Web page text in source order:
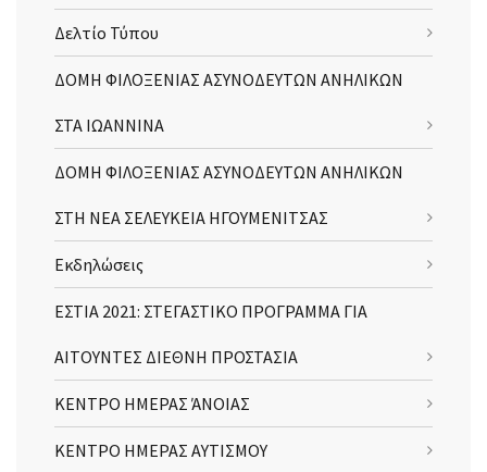
Δελτίο Τύπου
ΔΟΜΗ ΦΙΛΟΞΕΝΙΑΣ ΑΣΥΝΟΔΕΥΤΩΝ ΑΝΗΛΙΚΩΝ
ΣΤΑ ΙΩΑΝΝΙΝΑ
ΔΟΜΗ ΦΙΛΟΞΕΝΙΑΣ ΑΣΥΝΟΔΕΥΤΩΝ ΑΝΗΛΙΚΩΝ
ΣΤΗ ΝΕΑ ΣΕΛΕΥΚΕΙΑ ΗΓΟΥΜΕΝΙΤΣΑΣ
Εκδηλώσεις
ΕΣΤΙΑ 2021: ΣΤΕΓΑΣΤΙΚΟ ΠΡΟΓΡΑΜΜΑ ΓΙΑ
ΑΙΤΟΥΝΤΕΣ ΔΙΕΘΝΗ ΠΡΟΣΤΑΣΙΑ
ΚΕΝΤΡΟ ΗΜΕΡΑΣ ΆΝΟΙΑΣ
ΚΕΝΤΡΟ ΗΜΕΡΑΣ ΑΥΤΙΣΜΟΥ